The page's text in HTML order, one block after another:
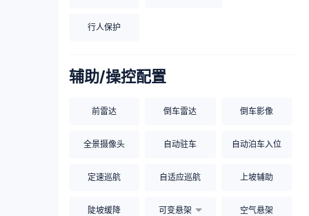
行人保护
辅助/操控配置
前雷达 倒车雷达 倒车影像
全景摄像头 自动驻车 自动泊车入位
定速巡航 自适应巡航 上坡辅助
陡坡缓降 可变悬架 空气悬架